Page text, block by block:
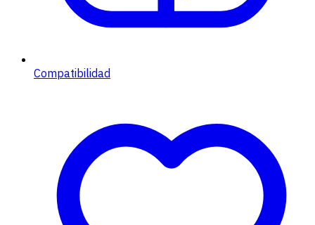
Compatibilidad